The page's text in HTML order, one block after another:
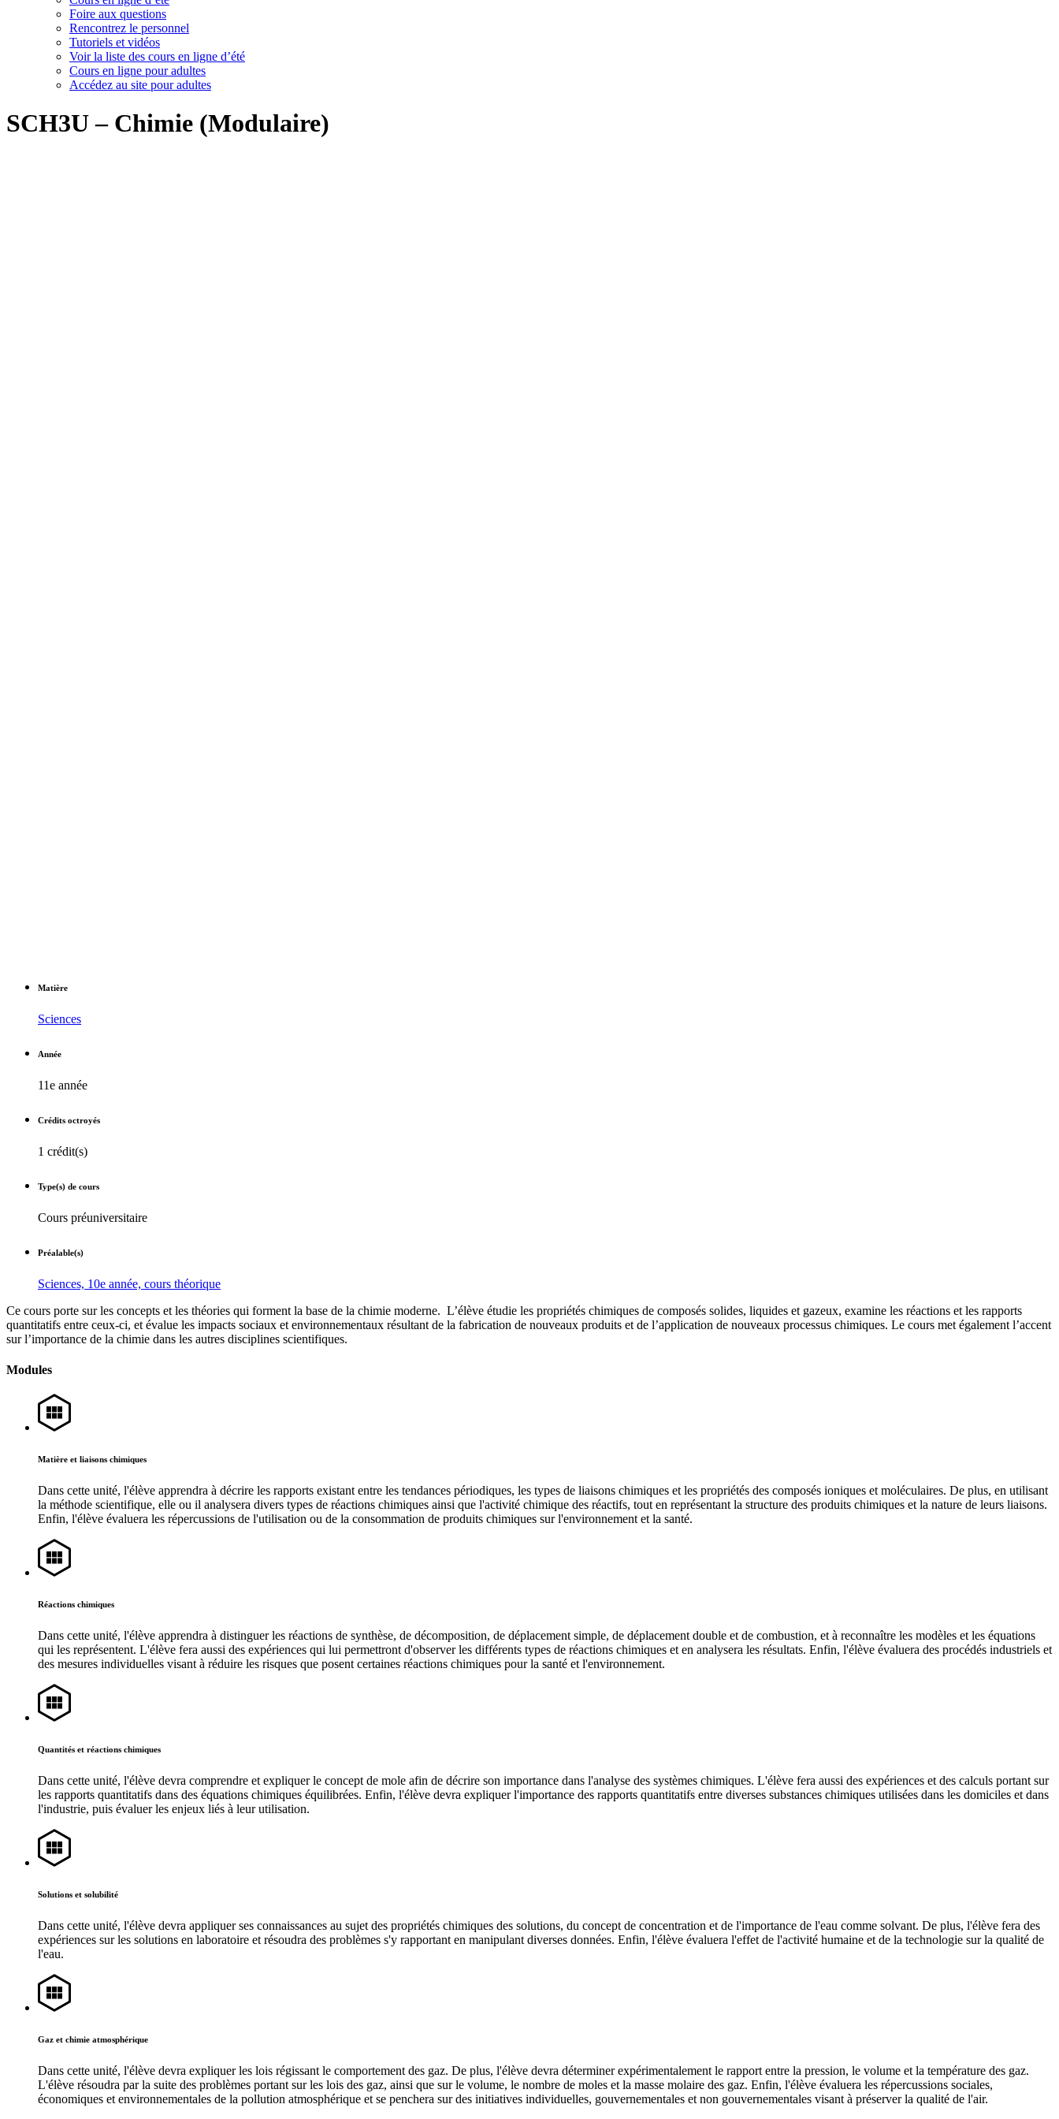
Foire aux questions
Rencontrez le personnel
Tutoriels et vidéos
Voir la liste des cours en ligne d’été
Cours en ligne pour adultes
Accédez au site pour adultes
SCH3U – Chimie (Modulaire)
Matière
Sciences
Année
11e année
Crédits octroyés
1 crédit(s)
Type(s) de cours
Cours préuniversitaire
Préalable(s)
Sciences, 10e année, cours théorique
Ce cours porte sur les concepts et les théories qui forment la base de la chimie moderne. L’élève étudie les propriétés chimiques de composés solides, liquides et gazeux, examine les réactions et les rapports
quantitatifs entre ceux-ci, et évalue les impacts sociaux et environnementaux résultant de la fabrication de nouveaux produits et de l’application de nouveaux processus chimiques. Le cours met également l’accent
sur l’importance de la chimie dans les autres disciplines scientifiques.
Modules
Matière et liaisons chimiques
Dans cette unité, l'élève apprendra à décrire les rapports existant entre les tendances périodiques, les types de liaisons chimiques et les propriétés des composés ioniques et moléculaires. De plus, en utilisant
la méthode scientifique, elle ou il analysera divers types de réactions chimiques ainsi que l'activité chimique des réactifs, tout en représentant la structure des produits chimiques et la nature de leurs liaisons.
Enfin, l'élève évaluera les répercussions de l'utilisation ou de la consommation de produits chimiques sur l'environnement et la santé.
Réactions chimiques
Dans cette unité, l'élève apprendra à distinguer les réactions de synthèse, de décomposition, de déplacement simple, de déplacement double et de combustion, et à reconnaître les modèles et les équations
qui les représentent. L'élève fera aussi des expériences qui lui permettront d'observer les différents types de réactions chimiques et en analysera les résultats. Enfin, l'élève évaluera des procédés industriels et
des mesures individuelles visant à réduire les risques que posent certaines réactions chimiques pour la santé et l'environnement.
Quantités et réactions chimiques
Dans cette unité, l'élève devra comprendre et expliquer le concept de mole afin de décrire son importance dans l'analyse des systèmes chimiques. L'élève fera aussi des expériences et des calculs portant sur
les rapports quantitatifs dans des équations chimiques équilibrées. Enfin, l'élève devra expliquer l'importance des rapports quantitatifs entre diverses substances chimiques utilisées dans les domiciles et dans
l'industrie, puis évaluer les enjeux liés à leur utilisation.
Solutions et solubilité
Dans cette unité, l'élève devra appliquer ses connaissances au sujet des propriétés chimiques des solutions, du concept de concentration et de l'importance de l'eau comme solvant. De plus, l'élève fera des
expériences sur les solutions en laboratoire et résoudra des problèmes s'y rapportant en manipulant diverses données. Enfin, l'élève évaluera l'effet de l'activité humaine et de la technologie sur la qualité de
l'eau.
Gaz et chimie atmosphérique
Dans cette unité, l'élève devra expliquer les lois régissant le comportement des gaz. De plus, l'élève devra déterminer expérimentalement le rapport entre la pression, le volume et la température des gaz.
L'élève résoudra par la suite des problèmes portant sur les lois des gaz, ainsi que sur le volume, le nombre de moles et la masse molaire des gaz. Enfin, l'élève évaluera les répercussions sociales,
économiques et environnementales de la pollution atmosphérique et se penchera sur des initiatives individuelles, gouvernementales et non gouvernementales visant à préserver la qualité de l'air.